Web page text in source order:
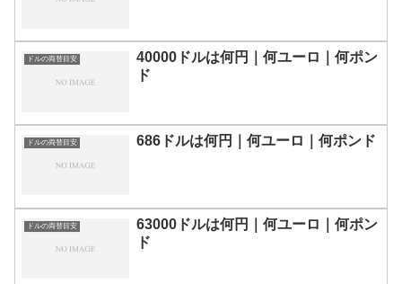
ドルの両替目安
40000ドルは何円｜何ユーロ｜何ポン
ド
ドルの両替目安 686ドルは何円｜何ユーロ｜何ポンド
ドルの両替目安
63000ドルは何円｜何ユーロ｜何ポン
ド